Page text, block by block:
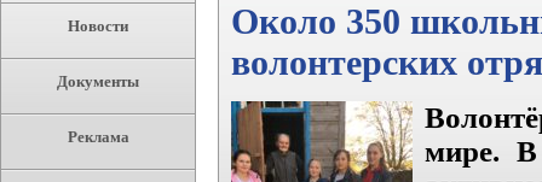
Новости
Документы
Реклама
Около 350
волонтерских
мире. В